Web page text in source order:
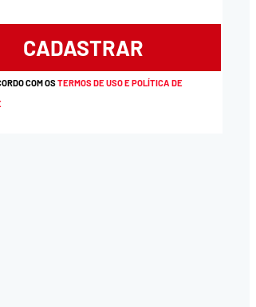
COM OSTERMOS DE USO E POLÍTICA DE